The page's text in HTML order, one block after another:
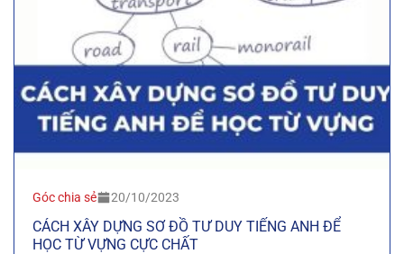
Góc chia sẻ 20/10/2023
CÁCH XÂY DỰNG SƠ ĐỒ TƯ DUY TIẾNG ANH ĐỂ
HỌC TỪ VỰNG CỰC CHẤT